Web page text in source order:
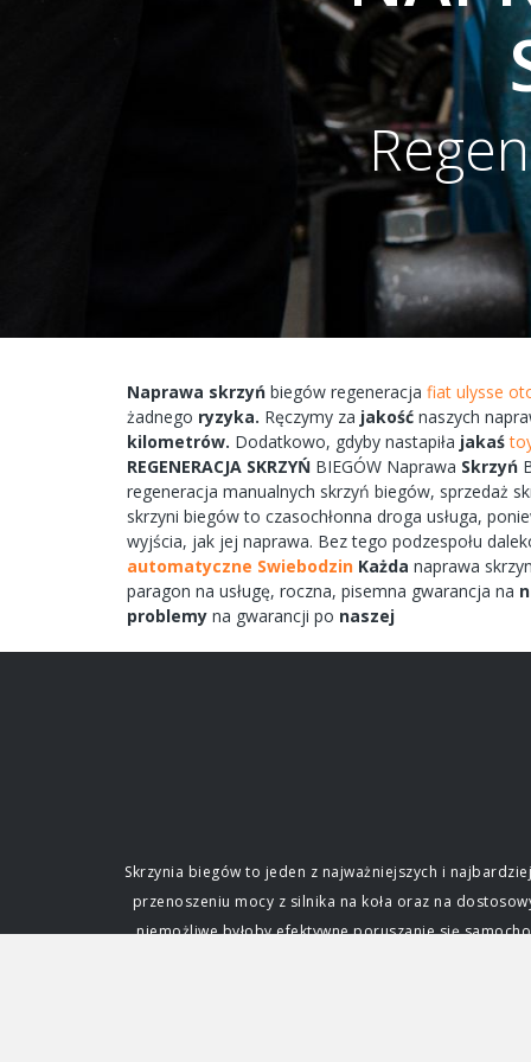
Naprawa skrzyń biegów regeneracja fiat ulysse
żadnego ryzyka. Ręczymy za jakość naszych
kilometrów. Dodatkowo, gdyby nastapiła jakaś
REGENERACJA SKRZYŃ BIEGÓW Naprawa Skrzyń
regeneracja manualnych skrzyń biegów, sprzedaż
skrzyni biegówto czasochłonna droga usługa,
wyjścia, jak jej naprawa. Bez tego podzespołu
automatyczne Swiebodzin Każda naprawa
paragon na usługę, roczna, pisemna gwarancja na
problemy na gwarancji po naszej
Skrzynia biegów to jeden z najważniejszych i
przenoszeniu mocy z silnika na koła oraz na
niemożliwe byłoby efektywne poruszanie się